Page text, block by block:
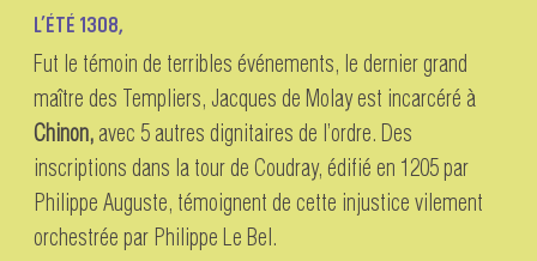
L’ÉTÉ 1308,
Fut le témoin de terribles événements, le dernier grand
maître des Templiers, Jacques de Molay est incarcéré à
Chinon, avec 5 autres dignitaires de l’ordre. Des
inscriptions dans la tour de Coudray, édifié en 1205 par
Philippe Auguste, témoignent de cette injustice vilement
orchestrée par Philippe Le Bel.